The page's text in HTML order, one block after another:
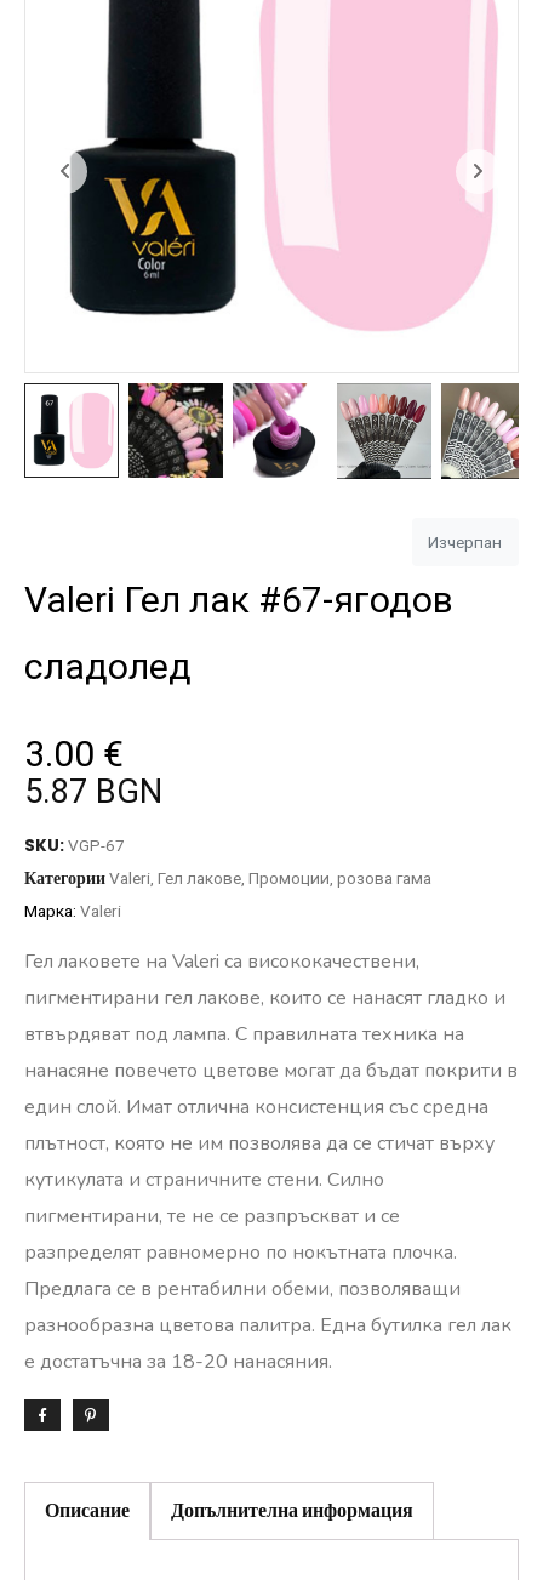
Изчерпан
Valeri Гел лак #67-ягодов
сладолед
3.00 €
5.87 BGN
SKU:VGP-67
КатегорииValeri Гел лакове Промоции розова гама
Марка: Valeri
Гел лаковете на Valeri са висококачествени,
пигментирани гел лакове, които се нанасят гладко и
втвърдяват под лампа. С правилната техника на
нанасяне повечето цветове могат да бъдат покрити в
един слой. Имат отлична консистенция със средна
плътност, която не им позволява да се стичат върху
кутикулата и страничните стени. Силно
пигментирани, те не се разпръскват и се
разпределят равномерно по нокътната плочка.
Предлага се в рентабилни обеми, позволяващи
разнообразна цветова палитра. Една бутилка гел лак
е достатъчна за 18-20 нанасяния.
Описание Допълнителна информация